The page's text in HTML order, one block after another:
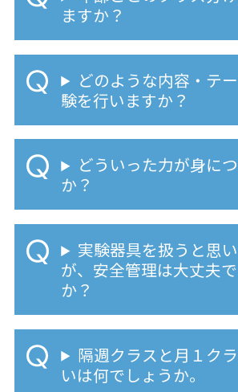
ますか？
どのような内容・テ
験を行いますか？
どういった力が身に
か？
実験器具を扱うと思
が、安全管理は大丈夫
か？
隔週クラスと月１ク
いは何でしょうか。